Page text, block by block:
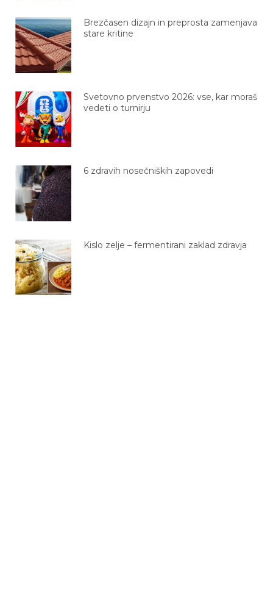
Brezčasen dizajn in preprosta zamenjava
stare kritine
Svetovno prvenstvo 2026: vse, kar moraš
vedeti o turnirju
6 zdravih nosečniških zapovedi
Kislo zelje – fermentirani zaklad zdravja